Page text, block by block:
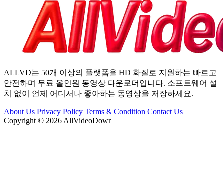
ALLVD는 50개 이상의 플랫폼을 HD 화질로 지원하는 빠르고
안전하며 무료 올인원 동영상 다운로더입니다. 소프트웨어 설
치 없이 언제 어디서나 좋아하는 동영상을 저장하세요.
About Us Privacy Policy Terms & Condition Contact Us
Copyright © 2026 AllVideoDown